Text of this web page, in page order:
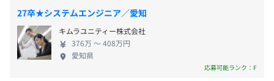
技術部として全拠点合わせて約1200名のエンジニアが在
籍しています。
【年間休日121日】
・完全週休2日制
・GW休暇
13.0日
前事業年度の育児休業取得者数／出産者数
男性7人/19人
す！ 「CSP-E」認証取得組み込みエンジニアが、プ
ロジェクトメンバーとして在籍しています。自動車開
発の技術レベルが高いので、新しく学べることも多
く成長意欲のある方は満足していただける環境です。
ぜひフレッシュな社長直下プロジェクトのコアメン
27卒★システムエンジニア／愛知
キムラユニティー株式会社
376万 〜 408万円
愛知県
応募可能ランク：F